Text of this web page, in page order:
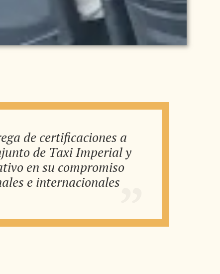
de certificaciones a
de Taxi Imperial y
en su compromiso
e internacionales